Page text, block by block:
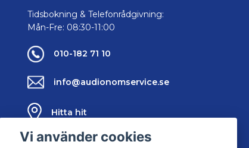
Tidsbokning & Telefonrådgivning:
Mån-Fre: 08:30-11:00
010-182 71 10
info@audionomservice.se
Hitta hit
Vi använder cookies